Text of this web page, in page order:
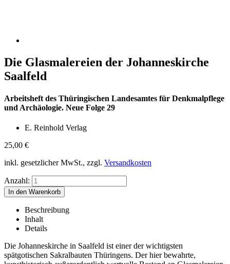
Die Glasmalereien der Johanneskirche
Saalfeld
Arbeitsheft des Thüringischen Landesamtes für Denkmalpflege
und Archäologie. Neue Folge 29
E. Reinhold Verlag
25,00 €
inkl. gesetzlicher MwSt., zzgl. Versandkosten
Anzahl:
Beschreibung
Inhalt
Details
Die Johanneskirche in Saalfeld ist einer der wichtigsten
spätgotischen Sakralbauten Thüringens. Der hier bewahrte,